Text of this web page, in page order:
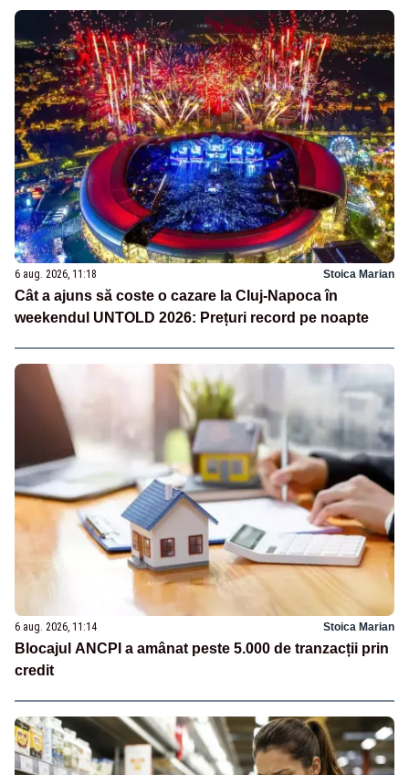
6 aug. 2026, 11:18 Stoica Marian
Cât a ajuns să coste o cazare la Cluj-Napoca în
weekendul UNTOLD 2026: Prețuri record pe noapte
6 aug. 2026, 11:14 Stoica Marian
Blocajul ANCPI a amânat peste 5.000 de tranzacții prin
credit